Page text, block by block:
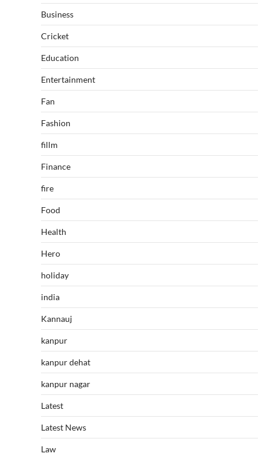
Business
Cricket
Education
Entertainment
Fan
Fashion
fillm
Finance
fire
Food
Health
Hero
holiday
india
Kannauj
kanpur
kanpur dehat
kanpur nagar
Latest
Latest News
Law